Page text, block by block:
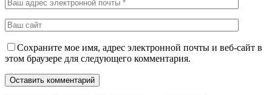
Сохраните мое имя, адрес электронной почты и веб-сайт в
этом браузере для следующего комментария.